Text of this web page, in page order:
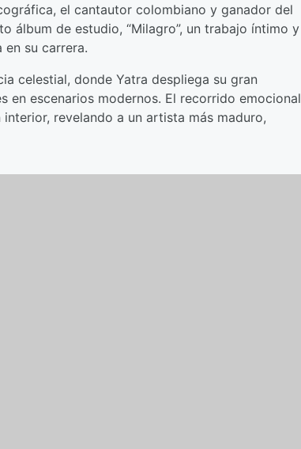
el cantautor colombiano y ganador del
álbum de estudio, “Milagro”, un trabajo íntimo y
en su carrera.
celestial, donde Yatra despliega su gran
en escenarios modernos. El recorrido emocional
revelando a un artista más maduro,